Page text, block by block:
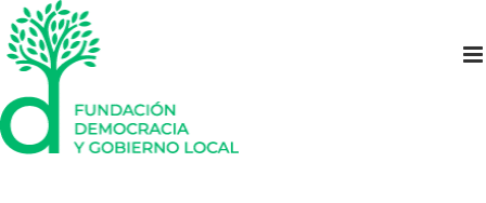
Saltar
al
contenido